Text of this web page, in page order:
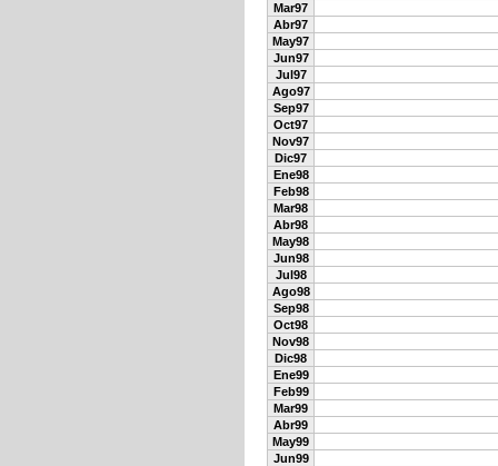
Mar97
Abr97
May97
Jun97
Jul97
Ago97
Sep97
Oct97
Nov97
Dic97
Ene98
Feb98
Mar98
Abr98
May98
Jun98
Jul98
Ago98
Sep98
Oct98
Nov98
Dic98
Ene99
Feb99
Mar99
Abr99
May99
Jun99